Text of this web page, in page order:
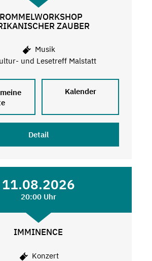
ZAUBER
Musik
und Lesetreff Malstatt
Kalender
Detail
11.08.2026
20:00 Uhr
IMMINENCE
Konzert